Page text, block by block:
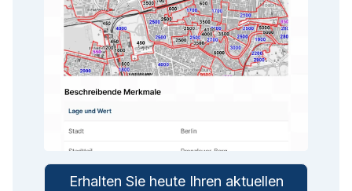
Erhalten Sie heute Ihren aktuellen